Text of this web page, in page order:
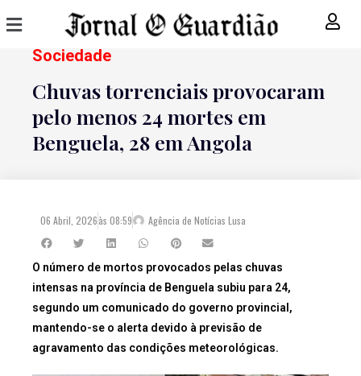
Sociedade
Chuvas torrenciais provocaram
pelo menos 24 mortes em
Benguela, 28 em Angola
06 Abril, 2026às 08:59 Agência de Notícias Lusa
O número de mortos provocados pelas chuvas
intensas na província de Benguela subiu para 24,
segundo um comunicado do governo provincial,
mantendo-se o alerta devido à previsão de
agravamento das condições meteorológicas.